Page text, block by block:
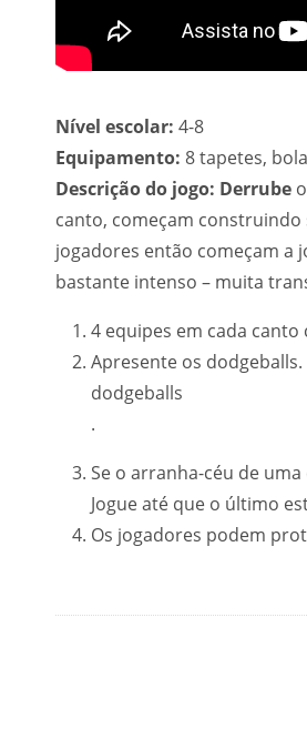
Nível escolar: 4-8
Equipamento: 8 tapetes,
Descrição do jogo: Derrube
canto, começam construindo
jogadores então começam a
bastante intenso – muita
4 equipes em cada
Apresente os
dodgeballs
.
Se o arranha-céu de
Jogue até que o último
Os jogadores podem